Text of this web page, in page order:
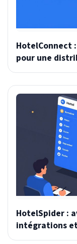
HotelConnect
pour une
HotelSpider :
intégrations